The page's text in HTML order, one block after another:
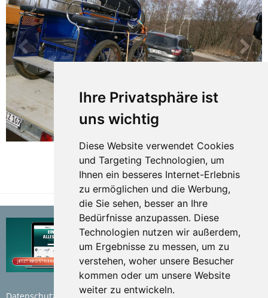
Ihre Privatsphäre ist
uns wichtig
Diese Website verwendet Cookies
und Targeting Technologien, um
Ihnen ein besseres Internet-Erlebnis
zu ermöglichen und die Werbung,
die Sie sehen, besser an Ihre
Bedürfnisse anzupassen. Diese
Technologien nutzen wir außerdem,
um Ergebnisse zu messen, um zu
verstehen, woher unsere Besucher
kommen oder um unsere Website
weiter zu entwickeln.
TEILEN